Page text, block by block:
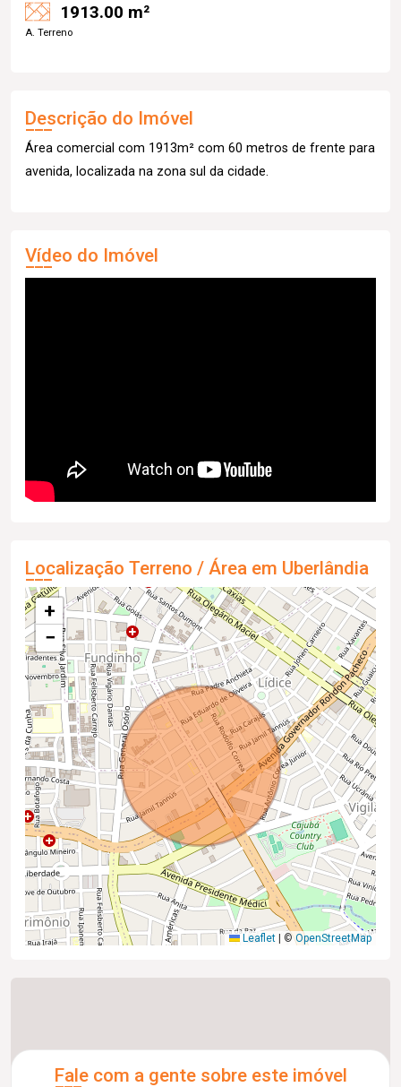
1913.00 m²
A. Terreno
Descrição do Imóvel
Área comercial com 1913m² com 60 metros de frente para
avenida, localizada na zona sul da cidade.
Vídeo do Imóvel
Localização Terreno / Área em Uberlândia
+
−
Leaflet ©OpenStreetMap
Fale com a gente sobre este imóvel